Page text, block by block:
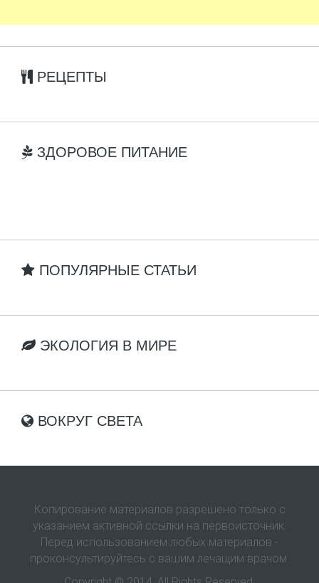
РЕЦЕПТЫ
ЗДОРОВОЕ ПИТАНИЕ
ПОПУЛЯРНЫЕ СТАТЬИ
ЭКОЛОГИЯ В МИРЕ
ВОКРУГ СВЕТА
Копирование материалов разрешено только с
указанием активной ссылки на первоисточник.
Перед использованием любых материалов -
проконсультируйтесь с вашим лечащим врачом.